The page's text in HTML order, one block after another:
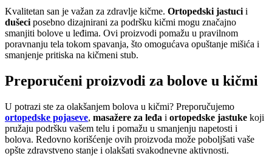
Kvalitetan san je važan za zdravlje kičme. Ortopedski jastuci i
dušeci posebno dizajnirani za podršku kičmi mogu značajno
smanjiti bolove u leđima. Ovi proizvodi pomažu u pravilnom
poravnanju tela tokom spavanja, što omogućava opuštanje mišića i
smanjenje pritiska na kičmeni stub.
Preporučeni proizvodi za bolove u kičmi
U potrazi ste za olakšanjem bolova u kičmi? Preporučujemo
ortopedske pojaseve, masažere za leđa i ortopedske jastuke koji
pružaju podršku vašem telu i pomažu u smanjenju napetosti i
bolova. Redovno korišćenje ovih proizvoda može poboljšati vaše
opšte zdravstveno stanje i olakšati svakodnevne aktivnosti.